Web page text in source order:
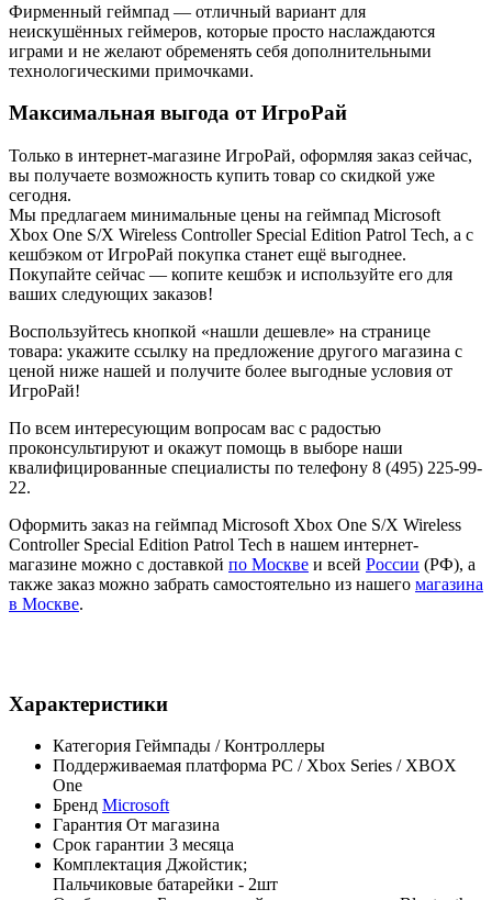
Фирменный геймпад — отличный вариант для
неискушённых геймеров, которые просто наслаждаются
играми и не желают обременять себя дополнительными
технологическими примочками.
Максимальная выгода от ИгроРай
Только в интернет-магазине ИгроРай, оформляя заказ сейчас,
вы получаете возможность купить товар со скидкой уже
сегодня.
Мы предлагаем минимальные цены на геймпад Microsoft
Xbox One S/X Wireless Controller Special Edition Patrol Tech, а с
кешбэком от ИгроРай покупка станет ещё выгоднее.
Покупайте сейчас — копите кешбэк и используйте его для
ваших следующих заказов!
Воспользуйтесь кнопкой «нашли дешевле» на странице
товара: укажите ссылку на предложение другого магазина с
ценой ниже нашей и получите более выгодные условия от
ИгроРай!
По всем интересующим вопросам вас с радостью
проконсультируют и окажут помощь в выборе наши
квалифицированные специалисты по телефону 8 (495) 225-99-
22.
Оформить заказ на геймпад Microsoft Xbox One S/X Wireless
Controller Special Edition Patrol Tech в нашем интернет-
магазине можно с доставкой по Москве и всей России (РФ), а
также заказ можно забрать самостоятельно из нашего магазина
в Москве.
Характеристики
Категория Геймпады / Контроллеры
Поддерживаемая платформа PC / Xbox Series / XBOX
One
Бренд Microsoft
Гарантия От магазина
Срок гарантии 3 месяца
Комплектация Джойстик;
Пальчиковые батарейки - 2шт